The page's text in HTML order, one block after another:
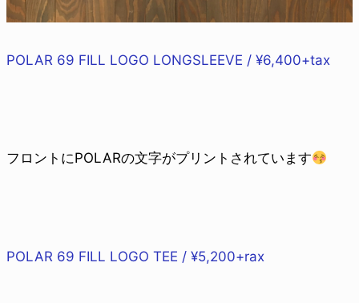
POLAR 69 FILL LOGO LONGSLEEVE / ¥6,400+tax
フロントにPOLARの文字がプリントされています
POLAR 69 FILL LOGO TEE / ¥5,200+rax